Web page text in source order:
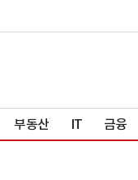
부동산 IT 금융